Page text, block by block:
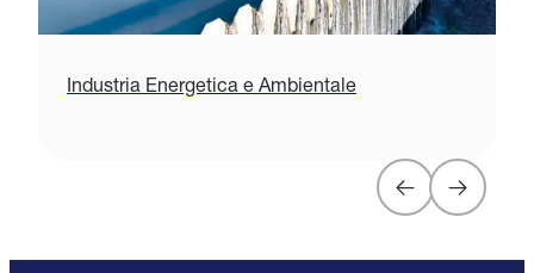
Industria Energetica e Ambientale